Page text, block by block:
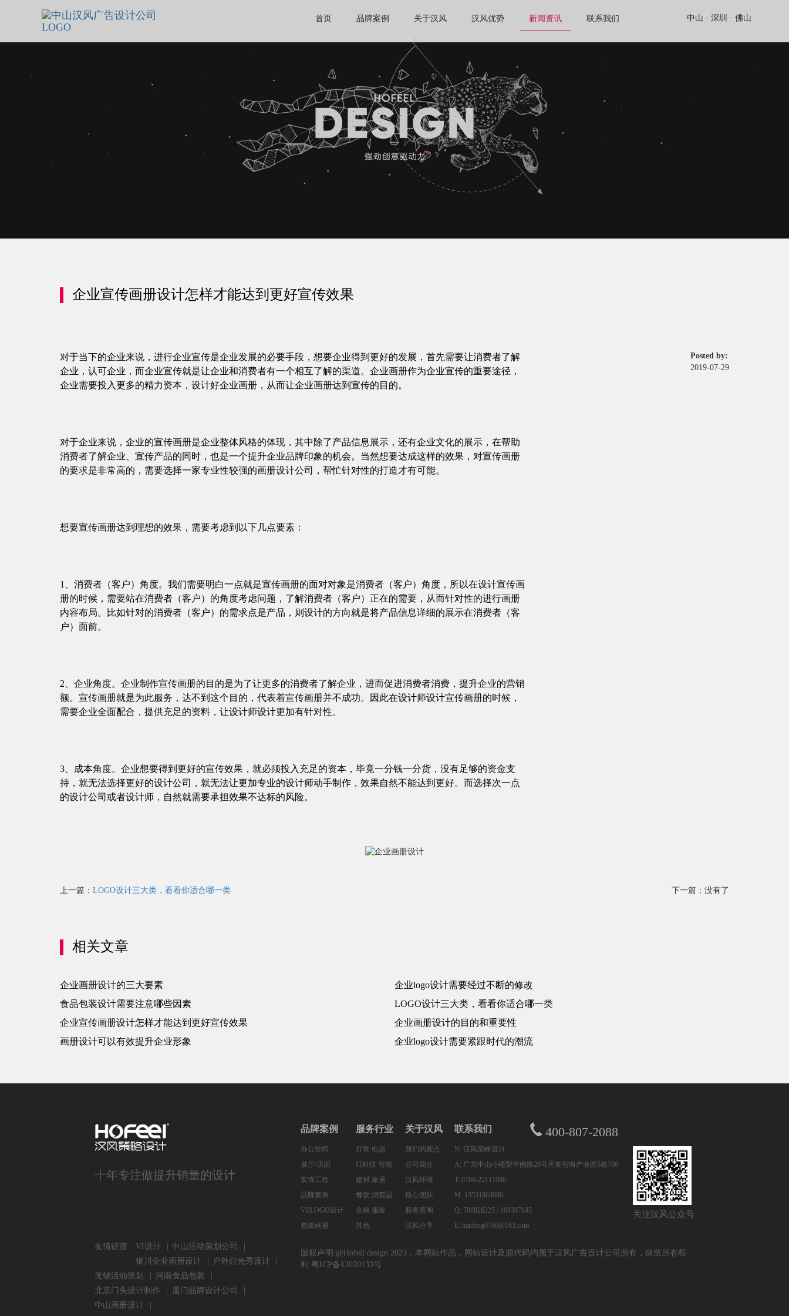
中山 · 深圳 · 佛山
首页 品牌案例 关于汉风 汉风优势 新闻资讯 联系我们
企业宣传画册设计怎样才能达到更好宣传效果
Posted by:
2019-07-29
对于当下的企业来说，进行企业宣传是企业发展的必要手段，想要企业得到更好的发展，首先需要让消费者了解
企业，认可企业，而企业宣传就是让企业和消费者有一个相互了解的渠道。企业画册作为企业宣传的重要途径，
企业需要投入更多的精力资本，设计好企业画册，从而让企业画册达到宣传的目的。
对于企业来说，企业的宣传画册是企业整体风格的体现，其中除了产品信息展示，还有企业文化的展示，在帮助
消费者了解企业、宣传产品的同时，也是一个提升企业品牌印象的机会。当然想要达成这样的效果，对宣传画册
的要求是非常高的，需要选择一家专业性较强的画册设计公司，帮忙针对性的打造才有可能。
想要宣传画册达到理想的效果，需要考虑到以下几点要素：
1、消费者（客户）角度。我们需要明白一点就是宣传画册的面对对象是消费者（客户）角度，所以在设计宣传画
册的时候，需要站在消费者（客户）的角度考虑问题，了解消费者（客户）正在的需要，从而针对性的进行画册
内容布局。比如针对的消费者（客户）的需求点是产品，则设计的方向就是将产品信息详细的展示在消费者（客
户）面前。
2、企业角度。企业制作宣传画册的目的是为了让更多的消费者了解企业，进而促进消费者消费，提升企业的营销
额。宣传画册就是为此服务，达不到这个目的，代表着宣传画册并不成功。因此在设计师设计宣传画册的时候，
需要企业全面配合，提供充足的资料，让设计师设计更加有针对性。
3、成本角度。企业想要得到更好的宣传效果，就必须投入充足的资本，毕竟一分钱一分货，没有足够的资金支
持，就无法选择更好的设计公司，就无法让更加专业的设计师动手制作，效果自然不能达到更好。而选择次一点
的设计公司或者设计师，自然就需要承担效果不达标的风险。
上一篇： LOGO设计三大类，看看你适合哪一类 下一篇：没有了
相关文章
企业画册设计的三大要素
企业logo设计需要经过不断的修改
食品包装设计需要注意哪些因素
LOGO设计三大类，看看你适合哪一类
企业宣传画册设计怎样才能达到更好宣传效果
企业画册设计的目的和重要性
画册设计可以有效提升企业形象
企业logo设计需要紧跟时代的潮流
十年专注做提升销量的设计
友情链接: VI设计
中山活动策划公司
银川企业画册设计
户外灯光秀设计
无锡活动策划
河南食品包装
北京门头设计制作
厦门品牌设计公司
中山画册设计
品牌案例
办公空间
展厅/店面
装饰工程
品牌案例
VI/LOGO设计
包装画册
服务行业
灯饰 电器
IT科技 智能
建材 家居
餐饮 消费品
金融 服装
其他
关于汉风
我们的观点
公司简介
汉风环境
核心团队
服务范围
汉风分享
400-807-2088
联系我们
N: 汉风策略设计
A: 广东中山小榄荣华南路29号天集智海产业园5栋706
T: 0760-22111006
M: 13531863880
Q: 708826225 / 108387845
E: hanfeng0760@163.com
关注汉风公众号
版权声明:@Hofell design 2023，本网站作品，网站设计及源代码均属于汉风广告设计公司所有，保留所有权
利
粤ICP备13020133号